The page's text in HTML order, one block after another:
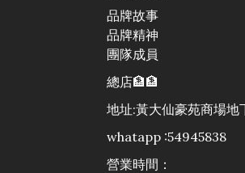
品牌故事
品牌精神
團隊成員
總店🏦🏦
地址:黃大仙豪苑商場地
whatapp :54945838
營業時間：